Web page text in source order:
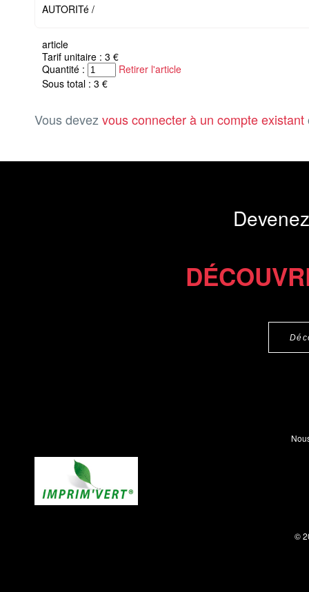
AUTORITé /
article
Tarif unitaire : 3 €
Quantité :
Retirer l'article
Sous total : 3 €
Vous devez vous connecter à un compte existant
©